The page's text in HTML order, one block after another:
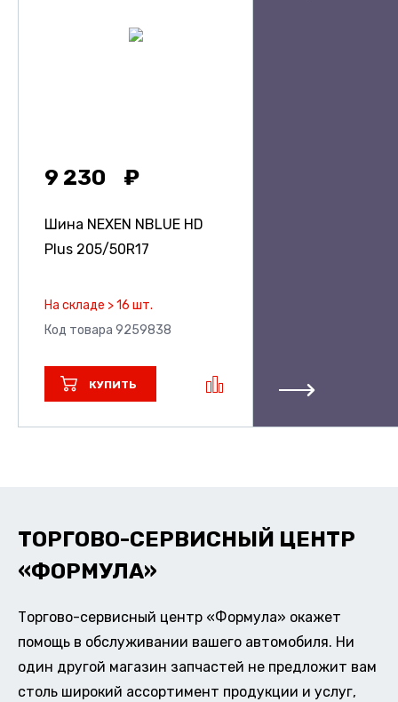
9 230
Шина NEXEN NBLUE HD
Plus 205/50R17
На складе > 16 шт.
Код товара 9259838
КУПИТЬ
ТОРГОВО-СЕРВИСНЫЙ ЦЕНТР
«ФОРМУЛА»
Торгово-сервисный центр «Формула» окажет
помощь в обслуживании вашего автомобиля. Ни
один другой магазин запчастей не предложит вам
столь широкий ассортимент продукции и услуг,